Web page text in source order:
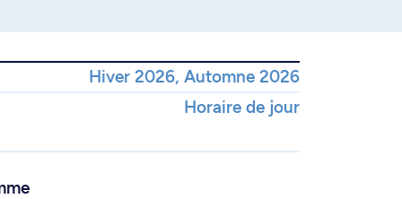
Hiver 2026, Automne 2026
Horaire de jour